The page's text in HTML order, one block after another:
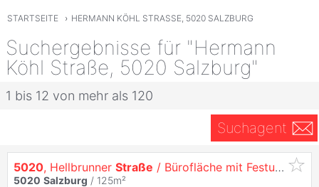
STARTSEITE › HERMANN KÖHL STRASSE, 5020 SALZBURG
Suchergebnisse für "Hermann
Köhl Straße, 5020 Salzburg"
1 bis 12 von mehr als 120
Suchagent
5020, Hellbrunner Straße / Bürofläche mit Festungs- und Salzachblick in der Hellbrunner
5020 Salzburg / 125m²